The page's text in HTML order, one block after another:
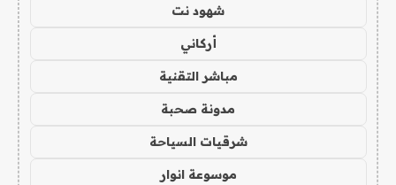
شهود نت
أركاني
مباشر التقنية
مدونة صحبة
شرقيات السياحة
موسوعة انوار